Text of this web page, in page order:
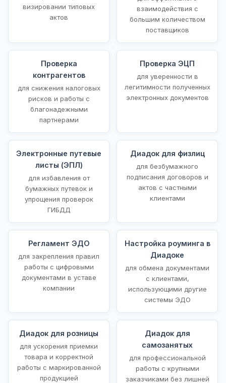
визировании типовых
актов
взаимодействия с
большим количеством
поставщиков
Проверка
контрагентов
для снижения налоговых
рисков и работы с
благонадежными
партнерами
Проверка ЭЦП
для уверенности в
легитимности полученных
электронных документов
Электронные путевые
листы (ЭПЛ)
для избавления от
бумажных путевок и
упрощения проверок
ГИБДД
Диадок для физлиц
для безбумажного
подписания договоров и
актов с частными
клиентами
Регламент ЭДО
для закрепления правил
работы с цифровыми
документами в уставе
компании
Настройка роуминга в
Диадоке
для обмена документами
с клиентами,
использующими другие
системы ЭДО
Диадок для розницы
для ускорения приемки
товара и корректной
работы с маркированной
продукцией
Диадок для
самозанятых
для профессиональной
работы с крупными
заказчиками без лишней